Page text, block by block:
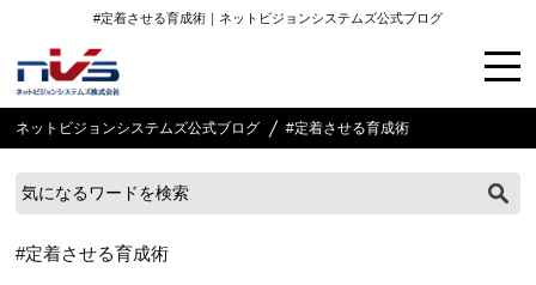
#定着させる育成術｜ネットビジョンシステムズ公式ブログ
ネットビジョンシステムズ公式ブログ #定着させる育成術
#定着させる育成術